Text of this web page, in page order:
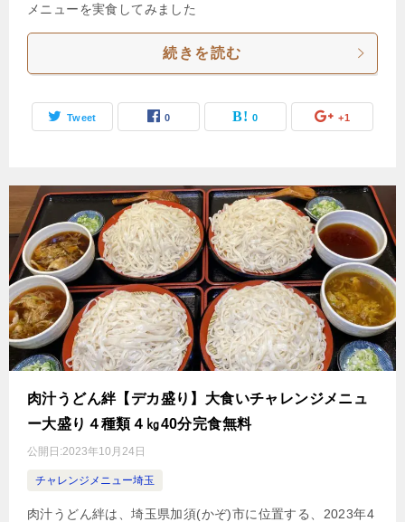
メニューを実食してみました
続きを読む
Tweet 0 0 +1
肉汁うどん絆【デカ盛り】大食いチャレンジメニュ
ー大盛り４種類４㎏40分完食無料
公開日:2023年10月24日
チャレンジメニュー埼玉
肉汁うどん絆は、埼玉県加須(かぞ)市に位置する、2023年4